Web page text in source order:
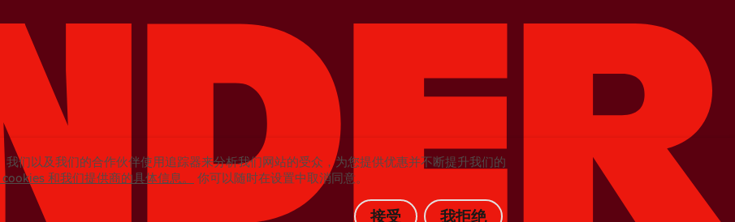
我们以及我们的合作伙伴使用追踪器来分析我们网站的受众，为您提供优惠并不断提升我们的
和我们提供商的具体信息。 你可以随时在设置中取消同意。
接受 我拒绝